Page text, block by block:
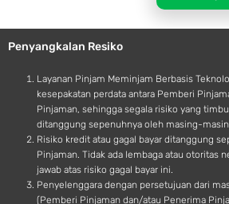
l
e
r
o
d
Penyangkalan Resiko
Layanan Pinjam Meminjam Berbasis
kesepakatan perdata antara Pemberi
Pinjaman, sehingga segala risiko yang
ditanggung sepenuhnya oleh masing-
Risiko kredit atau gagal bayar ditanggung
Pinjaman. Tidak ada lembaga atau otoritas
jawab atas risiko gagal bayar ini.
Penyelenggara dengan persetujuan dari
(Pemberi Pinjaman dan/atau Penerima